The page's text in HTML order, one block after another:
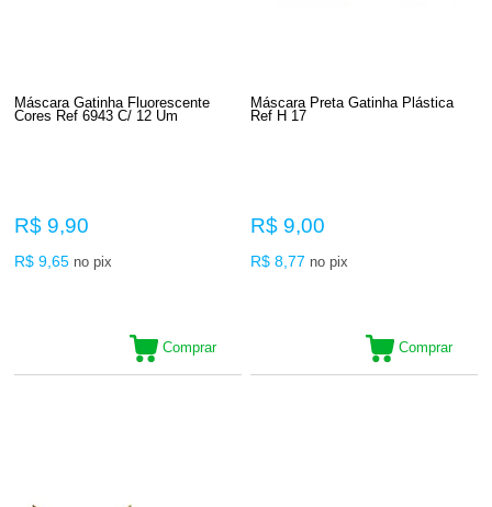
Máscara Gatinha Fluorescente
Cores Ref 6943 C/ 12 Um
R$ 9,90
R$ 9,65 no pix
Comprar
Máscara Preta Gatinha Plástica
Ref H 17
R$ 9,00
R$ 8,77 no pix
Comprar